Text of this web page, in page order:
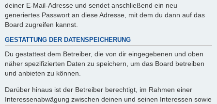
deiner E-Mail-Adresse und sendet anschließend ein neu
generiertes Passwort an diese Adresse, mit dem du dann auf das
Board zugreifen kannst.
GESTATTUNG DER DATENSPEICHERUNG
Du gestattest dem Betreiber, die von dir eingegebenen und oben
näher spezifizierten Daten zu speichern, um das Board betreiben
und anbieten zu können.
Darüber hinaus ist der Betreiber berechtigt, im Rahmen einer
Interessenabwägung zwischen deinen und seinen Interessen sowie